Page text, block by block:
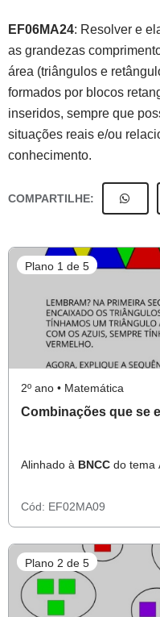
EF06MA24: Resolver e
as grandezas
área (triângulos e
formados por blocos
inseridos, sempre que
situações reais e/ou
conhecimento.
COMPARTILHE:
Plano 1 de 5
2º ano • Matemática
Combinações que se
Alinhado à BNCC do tema
Cód: EF02MA09
Plano 2 de 5